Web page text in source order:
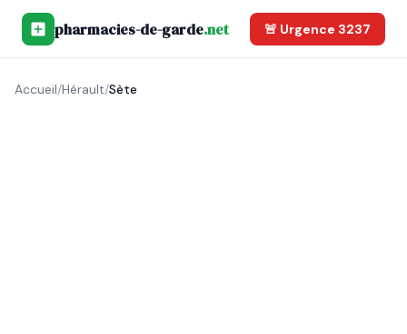
pharmacies-de-garde.net 🚨 Urgence 3237
Accueil/Hérault/Sète